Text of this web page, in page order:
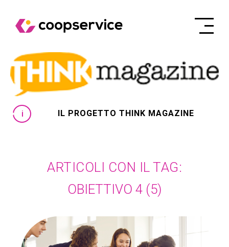
IL PROGETTO THINK MAGAZINE
OBIETTIVO 4 (5)
ARTICOLI CON IL TAG: